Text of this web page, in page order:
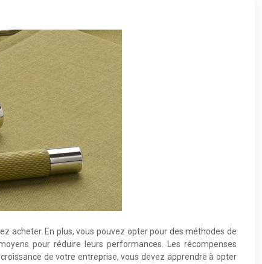
acheter. En plus, vous pouvez opter pour des méthodes de
pour réduire leurs performances. Les récompenses
de votre entreprise, vous devez apprendre à opter